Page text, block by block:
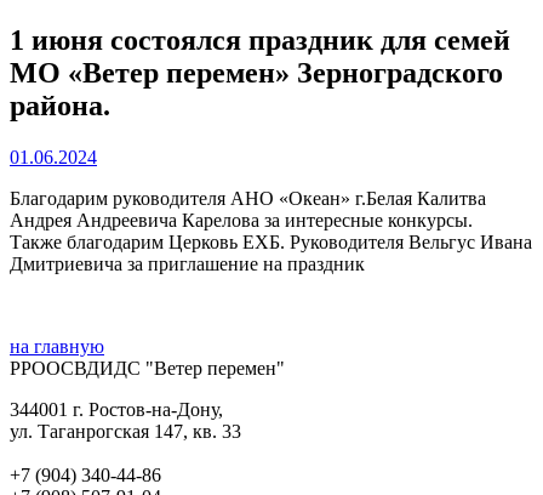
1 июня состоялся праздник для семей
МО «Ветер перемен» Зерноградского
района.
01.06.2024
Благодарим руководителя АНО «Океан» г.Белая Калитва
Андрея Андреевича Карелова за интересные конкурсы.
Также благодарим Церковь ЕХБ. Руководителя Вельгус Ивана
Дмитриевича за приглашение на праздник
на главную
РРООСВДИДС "Ветер перемен"
344001 г. Ростов-на-Дону,
ул. Таганрогская 147, кв. 33‍
+7 (904) 340-44-86